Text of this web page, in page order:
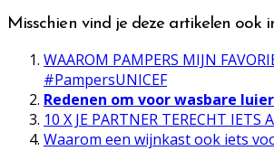
Misschien vind je deze artikelen ook
WAAROM PAMPERS MIJN
#PampersUNICEF
Redenen om voor wasbare
10 X JE PARTNER TERECHT IETS
Waarom een wijnkast ook iets